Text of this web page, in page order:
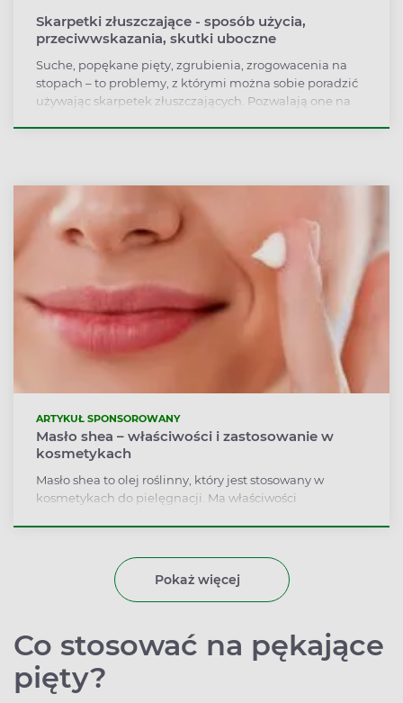
Skarpetki złuszczające - sposób użycia,
przeciwwskazania, skutki uboczne
Suche, popękane pięty, zgrubienia, zrogowacenia na
stopach – to problemy, z którymi można sobie poradzić
używając skarpetek złuszczających. Pozwalają one na
złuszczających?
ARTYKUŁ SPONSOROWANY
Masło shea – właściwości i zastosowanie w
kosmetykach
Masło shea to olej roślinny, który jest stosowany w
kosmetykach do pielęgnacji. Ma właściwości
Pokaż więcej
Co stosować na pękające
pięty?